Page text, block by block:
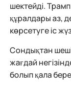
шектейді. Трамп
құралдары аз,
көрсетуге іс
Сондықтан
жағдай
болып қала